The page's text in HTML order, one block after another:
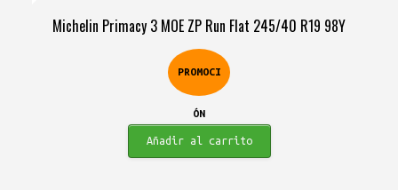
Michelin Primacy 3 MOE ZP Run Flat 245/40 R19 98Y
PROMOCI
ÓN
era:
$1.835.900.
es:
$1.739.900.
Añadir al carrito